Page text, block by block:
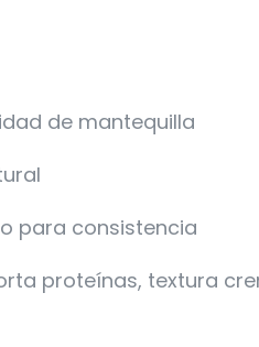
de mantequilla
para consistencia
proteínas, textura